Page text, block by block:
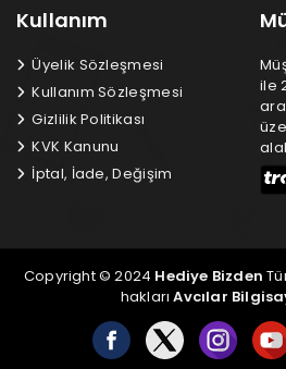
Kullanım
Üyelik Sözleşmesi
Kullanım Sözleşmesi
Gizlilik Politikası
KVK Kanunu
İptal, İade, Değişim
ile
Copyright © 2024 Hediye Bizden
haklarıAvcılar